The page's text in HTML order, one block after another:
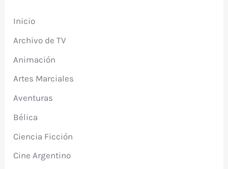
Inicio
Archivo de TV
Animación
Artes Marciales
Aventuras
Bélica
Ciencia Ficción
Cine Argentino